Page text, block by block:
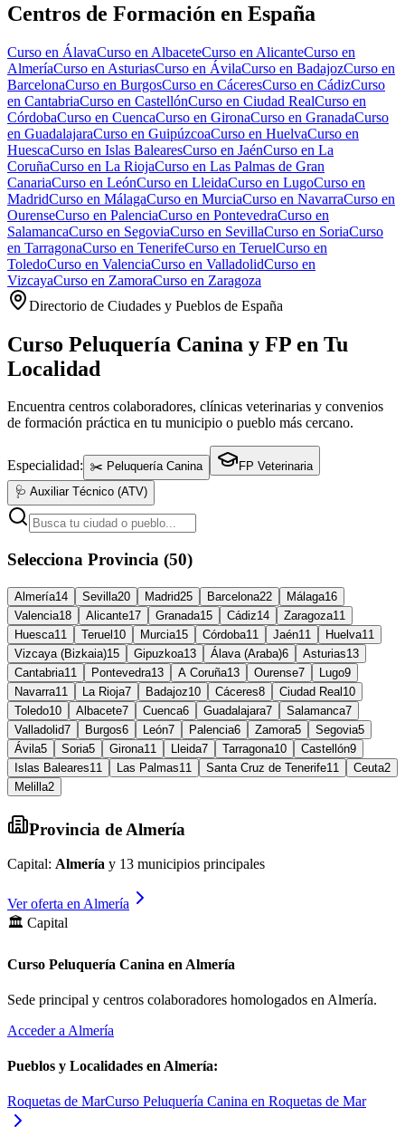
Centros de Formación en España
Curso en ÁlavaCurso en AlbaceteCurso en AlicanteCurso en
AlmeríaCurso en AsturiasCurso en ÁvilaCurso en BadajozCurso en
BarcelonaCurso en BurgosCurso en CáceresCurso en CádizCurso
en CantabriaCurso en CastellónCurso en Ciudad RealCurso en
CórdobaCurso en CuencaCurso en GironaCurso en GranadaCurso
en GuadalajaraCurso en GuipúzcoaCurso en HuelvaCurso en
HuescaCurso en Islas BalearesCurso en JaénCurso en La
CoruñaCurso en La RiojaCurso en Las Palmas de Gran
CanariaCurso en LeónCurso en LleidaCurso en LugoCurso en
MadridCurso en MálagaCurso en MurciaCurso en NavarraCurso en
OurenseCurso en PalenciaCurso en PontevedraCurso en
SalamancaCurso en SegoviaCurso en SevillaCurso en SoriaCurso
en TarragonaCurso en TenerifeCurso en TeruelCurso en
ToledoCurso en ValenciaCurso en ValladolidCurso en
VizcayaCurso en ZamoraCurso en Zaragoza
Directorio de Ciudades y Pueblos de España
Curso Peluquería Canina y FP en Tu
Localidad
Encuentra centros colaboradores, clínicas veterinarias y convenios
de formación práctica en tu municipio o pueblo más cercano.
Especialidad: ✂️ Peluquería Canina
FP Veterinaria
🩺 Auxiliar Técnico (ATV)
Selecciona Provincia (50)
Almería14 Sevilla20 Madrid25 Barcelona22 Málaga16
Valencia18 Alicante17 Granada15 Cádiz14 Zaragoza11
Huesca11 Teruel 10 Murcia15 Córdoba11 Jaén11 Huelva11
Vizcaya (Bizkaia)15 Gipuzkoa13 Álava (Araba)6 Asturias13
Cantabria11 Pontevedra13 A Coruña13 Ourense7 Lugo9
Navarra11 La Rioja7 Badajoz10 Cáceres8 Ciudad Real 10
Toledo10 Albacete7 Cuenca6 Guadalajara7 Salamanca7
Valladolid7 Burgos6 León7 Palencia6 Zamora5 Segovia5
Ávila5 Soria5 Girona11 Lleida7 Tarragona10 Castellón9
Islas Baleares11 Las Palmas11 Santa Cruz de Tenerife11 Ceuta2
Melilla2
Provincia de Almería
Capital: Almería y 13 municipios principales
Ver oferta en Almería
🏛️ Capital
Curso Peluquería Canina en Almería
Sede principal y centros colaboradores homologados en Almería.
Acceder a Almería
Pueblos y Localidades en Almería:
Roquetas de MarCurso Peluquería Canina en Roquetas de Mar